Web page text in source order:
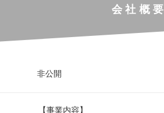
会社概要
非公開
【事業内容】